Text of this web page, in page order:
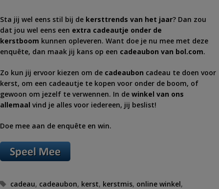
Sta jij wel eens stil bij de kersttrends van het jaar? Dan zou
dat jou wel eens een extra cadeautje onder de
kerstboom kunnen opleveren. Want doe je nu mee met deze
enquête, dan maak jij kans op een cadeaubon van bol.com.
Zo kun jij ervoor kiezen om de cadeaubon cadeau te doen voor
kerst, om een cadeautje te kopen voor onder de boom, of
gewoon om jezelf te verwennen. In de winkel van ons
allemaal vind je alles voor iedereen, jij beslist!
Doe mee aan de enquête en win.
Tags
cadeau, cadeaubon, kerst, kerstmis, online winkel,